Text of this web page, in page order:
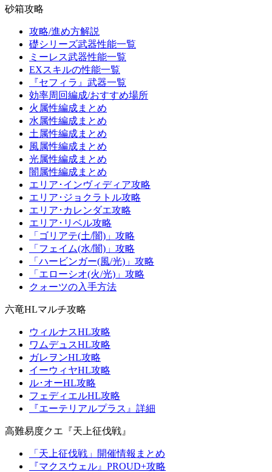
砂箱攻略
攻略/進め方解説
礎シリーズ武器性能一覧
ミーレス武器性能一覧
EXスキルの性能一覧
『セフィラ』武器一覧
効率周回編成/おすすめ場所
火属性編成まとめ
水属性編成まとめ
土属性編成まとめ
風属性編成まとめ
光属性編成まとめ
闇属性編成まとめ
エリア･インヴィディア攻略
エリア･ジョクラトル攻略
エリア･カレンダエ攻略
エリア･リベル攻略
「ゴリアテ(土/闇)」攻略
「フェイム(水/闇)」攻略
「ハービンガー(風/光)」攻略
「エローシオ(火/光)」攻略
クォーツの入手方法
六竜HLマルチ攻略
ウィルナスHL攻略
ワムデュスHL攻略
ガレヲンHL攻略
イーウィヤHL攻略
ル･オーHL攻略
フェディエルHL攻略
『エーテリアルプラス』詳細
高難易度クエ『天上征伐戦』
「天上征伐戦」開催情報まとめ
『マクスウェル』PROUD+攻略